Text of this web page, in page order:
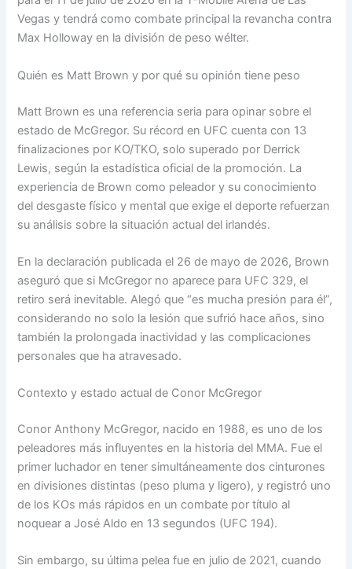
Vegas y tendrá como combate principal la revancha contra
Max Holloway en la división de peso wélter.
Quién es Matt Brown y por qué su opinión tiene peso
Matt Brown es una referencia seria para opinar sobre el
estado de McGregor. Su récord en UFC cuenta con 13
finalizaciones por KO/TKO, solo superado por Derrick
Lewis, según la estadística oficial de la promoción. La
experiencia de Brown como peleador y su conocimiento
del desgaste físico y mental que exige el deporte refuerzan
su análisis sobre la situación actual del irlandés.
En la declaración publicada el 26 de mayo de 2026, Brown
aseguró que si McGregor no aparece para UFC 329, el
retiro será inevitable. Alegó que “es mucha presión para él”,
considerando no solo la lesión que sufrió hace años, sino
también la prolongada inactividad y las complicaciones
personales que ha atravesado.
Contexto y estado actual de Conor McGregor
Conor Anthony McGregor, nacido en 1988, es uno de los
peleadores más influyentes en la historia del MMA. Fue el
primer luchador en tener simultáneamente dos cinturones
en divisiones distintas (peso pluma y ligero), y registró uno
de los KOs más rápidos en un combate por título al
noquear a José Aldo en 13 segundos (UFC 194).
Sin embargo, su última pelea fue en julio de 2021, cuando